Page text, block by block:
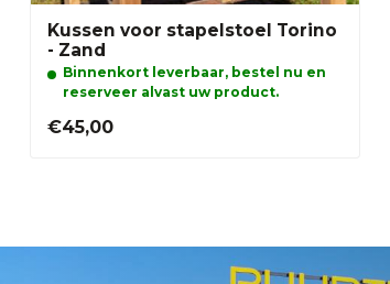
Kussen voor stapelstoel Torino
- Zand
Binnenkort leverbaar, bestel nu en
reserveer alvast uw product.
€45,00